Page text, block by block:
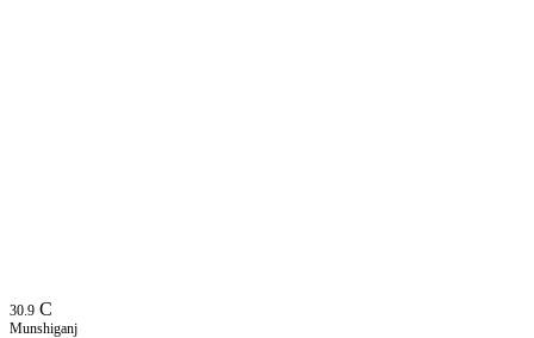
30.9 C
Munshiganj